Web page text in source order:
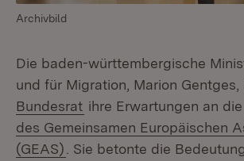
Archivbild
Die baden-württembergische
und für Migration, Marion Gentges,
Bundesrat (Öffnet in neuem Fenster)
ihre Erwartungen an die
des Gemeinsamen Europäischen
(GEAS) (Öffnet in neuem Fenster)
. Sie betonte die